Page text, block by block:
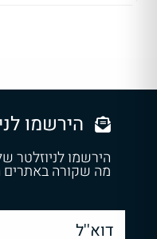
הירשמו
הירשמו לניוזלטר
מה שקורה באתרים